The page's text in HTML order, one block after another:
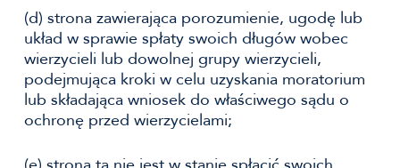
(d) strona zawierająca porozumienie, ugodę lub
układ w sprawie spłaty swoich długów wobec
wierzycieli lub dowolnej grupy wierzycieli,
podejmująca kroki w celu uzyskania moratorium
lub składająca wniosek do właściwego sądu o
ochronę przed wierzycielami;